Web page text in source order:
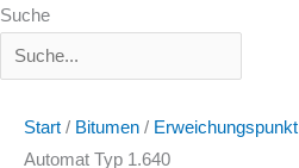
Suche
Start / Bitumen / Erweichungspunkt
Automat Typ 1.640